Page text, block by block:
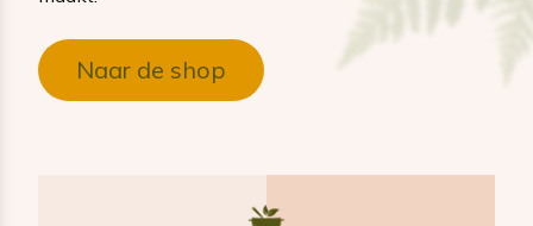
Naar de shop